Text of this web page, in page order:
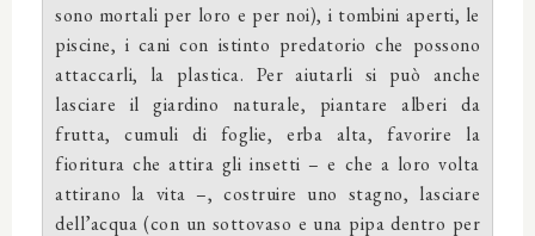
sono mortali per loro e per noi), i tombini aperti, le
piscine, i cani con istinto predatorio che possono
attaccarli, la plastica. Per aiutarli si può anche
lasciare il giardino naturale, piantare alberi da
frutta, cumuli di foglie, erba alta, favorire la
fioritura che attira gli insetti – e che a loro volta
attirano la vita –, costruire uno stagno, lasciare
dell’acqua (con un sottovaso e una pipa dentro per